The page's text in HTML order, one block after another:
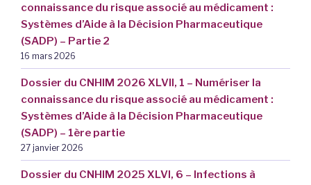
connaissance du risque associé au médicament :
Systèmes d’Aide à la Décision Pharmaceutique
(SADP) – Partie 2
16 mars 2026
Dossier du CNHIM 2026 XLVII, 1 – Numériser la
connaissance du risque associé au médicament :
Systèmes d’Aide à la Décision Pharmaceutique
(SADP) – 1ère partie
27 janvier 2026
Dossier du CNHIM 2025 XLVI, 6 – Infections à